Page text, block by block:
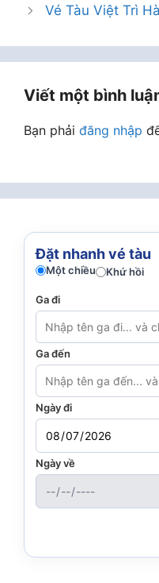
Vé Tàu Việt Trì
Viết một bình
Bạn phải đăng nhập
Đặt nhanh vé tàu
Một chiều Khứ hồi
Ga đi
Ga đến
Ngày đi
Ngày về